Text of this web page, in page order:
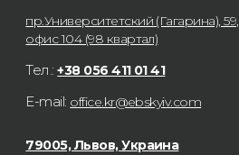
пр.Университетский (Гагарина), 59,
офис 104 (98 квартал)
Тел.:+38 056 411 01 41
E-mail: office.kr@ebskyiv.com
79005, Львов, Украина